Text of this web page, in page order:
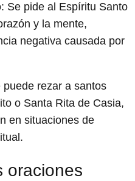
Se pide al Espíritu Santo
y la mente,
negativa causada por
rezar a santos
o Santa Rita de Casia,
en situaciones de
oraciones